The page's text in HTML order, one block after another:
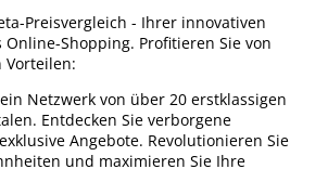
Preisvergleich - Ihrer innovativen
Shopping. Profitieren Sie von
Vorteilen:
Netzwerk von über 20 erstklassigen
Entdecken Sie verborgene
Angebote. Revolutionieren Sie
und maximieren Sie Ihre